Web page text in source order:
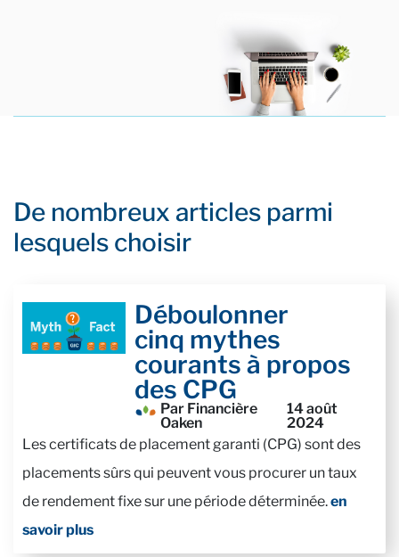
De nombreux articles parmi
lesquels choisir
Déboulonner
cinq mythes
courants à propos
des CPG
Par Financière
Oaken
14 août
2024
Les certificats de placement garanti (CPG) sont des
placements sûrs qui peuvent vous procurer un taux
de rendement fixe sur une période déterminée.en
savoir plus